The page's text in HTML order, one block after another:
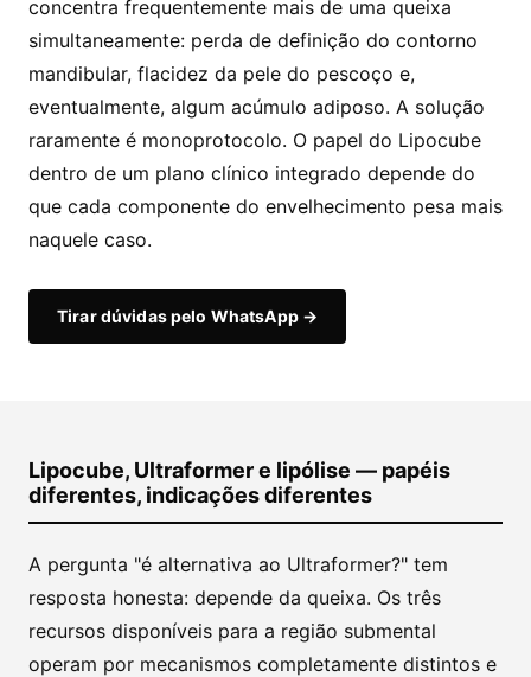
concentra frequentemente mais de uma queixa
simultaneamente: perda de definição do contorno
mandibular, flacidez da pele do pescoço e,
eventualmente, algum acúmulo adiposo. A solução
raramente é monoprotocolo. O papel do Lipocube
dentro de um plano clínico integrado depende do
que cada componente do envelhecimento pesa mais
naquele caso.
Tirar dúvidas pelo WhatsApp →
Lipocube, Ultraformer e lipólise — papéis
diferentes, indicações diferentes
A pergunta "é alternativa ao Ultraformer?" tem
resposta honesta: depende da queixa. Os três
recursos disponíveis para a região submental
operam por mecanismos completamente distintos e